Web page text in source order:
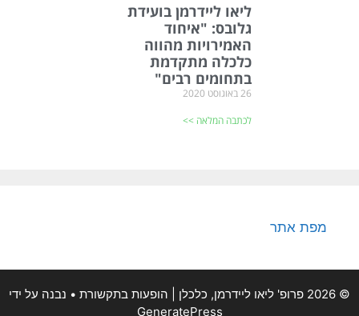
ליאו ליידרמן בועידת
גלובס: "איחוד
האמירויות מהווה
כלכלה מתקדמת
בתחומים רבים"
26 באוגוסט 2020
לכתבה המלאה >>
מפת אתר
© 2026 פרופ' ליאו ליידרמן, כלכלן | הופעות בתקשורת
• נבנה על ידי
GeneratePress